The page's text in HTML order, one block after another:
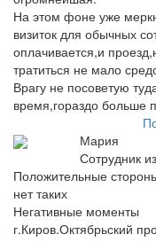
На этом фоне уже
визиток для обычных
оплачивается,и
тратиться не мало
Врагу не посоветую
время,гораздо больше
Мария
Сотрудник
Положительные
нет таких
Негативные моменты
г.Киров.Октябрьский